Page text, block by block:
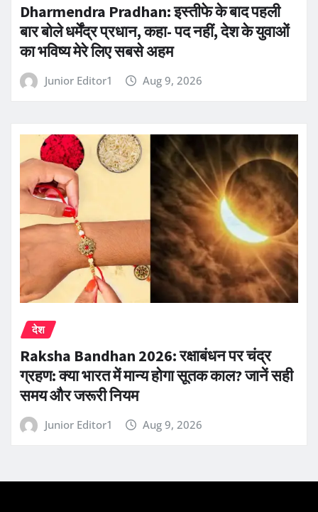
Dharmendra Pradhan: इस्तीफे के बाद पहली
बार बोले धर्मेंद्र प्रधान, कहा- पद नहीं, देश के युवाओं
का भविष्य मेरे लिए सबसे अहम
Junior Editor1 Aug 9, 2026
देश
Raksha Bandhan 2026: रक्षाबंधन पर चंद्र
ग्रहण: क्या भारत में मान्य होगा सूतक काल? जानें सही
समय और जरूरी नियम
Junior Editor1 Aug 9, 2026